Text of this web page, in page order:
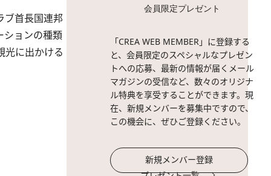
ブ首長国連邦
ションの種類
光に出かける
会員限定プレゼント
「CREA WEB MEMBER」に登録する
と、会員限定のスペシャルなプレゼン
トへの応募、最新の情報が届くメール
マガジンの受信など、数々のオリジナ
ル特典を享受することができます。現
在、新規メンバーを募集中ですので、
この機会に、ぜひご登録ください。
新規メンバー登録